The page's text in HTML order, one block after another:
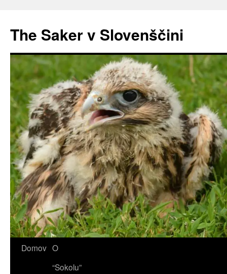
vsebino
The Saker v Slovenščini
Domov O
“Sokolu”